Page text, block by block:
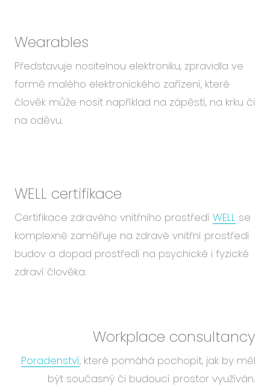
Wearables
Představuje nositelnou elektroniku, zpravidla ve
formě malého elektronického zařízení, které
člověk může nosit například na zápěstí, na krku či
na oděvu.
WELL certifikace
Certifikace zdravého vnitřního prostředí WELL se
komplexně zaměřuje na zdravé vnitřní prostředí
budov a dopad prostředí na psychické i fyzické
zdraví člověka.
Workplace consultancy
Poradenství, které pomáhá pochopit, jak by měl
být současný či budoucí prostor využíván.